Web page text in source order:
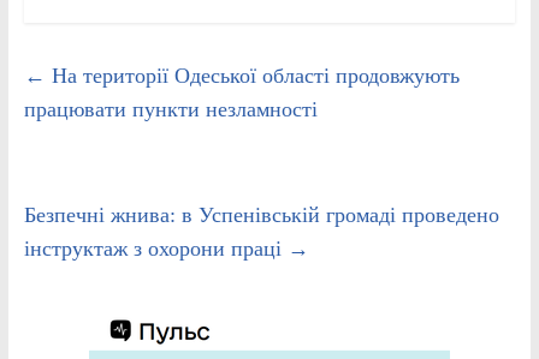
← На території Одеської області продовжують
працювати пункти незламності
Безпечні жнива: в Успенівській громаді проведено
інструктаж з охорони праці →